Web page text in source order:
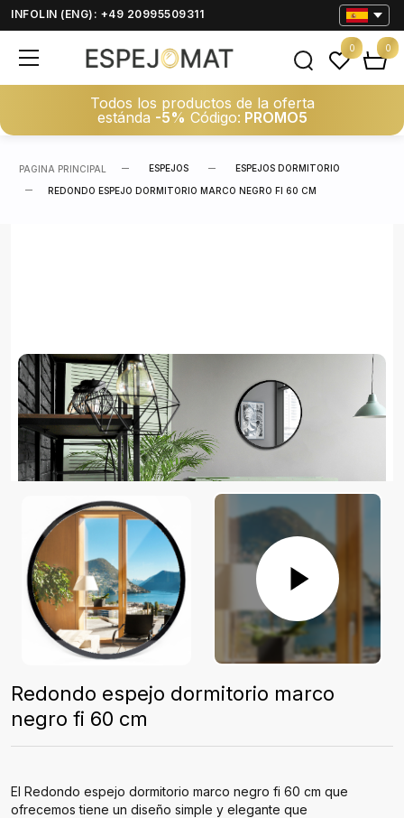
INFOLIN (ENG): +49 20995509311
Todos los productos de la oferta
estánda -5% Código: PROMO5
0 0
PAGINA PRINCIPAL ESPEJOS ESPEJOS DORMITORIO
REDONDO ESPEJO DORMITORIO MARCO NEGRO FI 60 CM
Redondo espejo dormitorio marco
negro fi 60 cm
El Redondo espejo dormitorio marco negro fi 60 cm que
ofrecemos tiene un diseño simple y elegante que